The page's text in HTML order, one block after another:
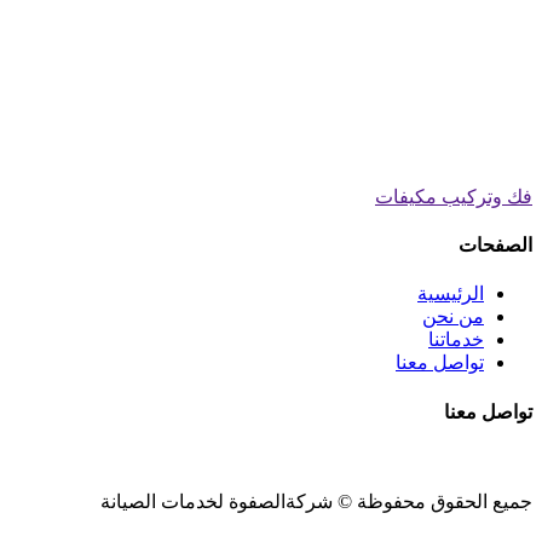
فك وتركيب مكيفات
الصفحات
الرئيسية
من نحن
خدماتنا
تواصل معنا
تواصل معنا
جميع الحقوق محفوظة © شركةالصفوة لخدمات الصيانة